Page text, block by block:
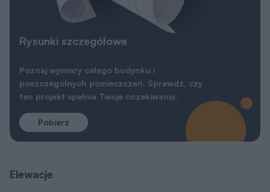
Rysunki szczegółowe
Poznaj wymiary całego budynku i
poszczególnych pomieszczeń. Sprawdź, czy
ten projekt spełnia Twoje oczekiwania.
Pobierz
Elewacje